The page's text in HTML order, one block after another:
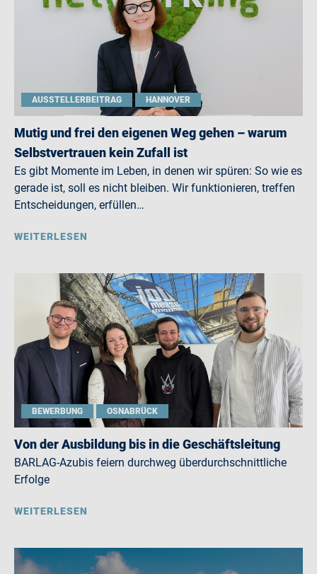
AUSSTELLERBEITRAG HANNOVER
Mutig und frei den eigenen Weg gehen – warum
Selbstvertrauen kein Zufall ist
Es gibt Momente im Leben, in denen wir spüren: So wie es
gerade ist, soll es nicht bleiben. Wir funktionieren, treffen
Entscheidungen, erfüllen…
WEITERLESEN
BEWERBUNG OSNABRÜCK
Von der Ausbildung bis in die Geschäftsleitung
BARLAG-Azubis feiern durchweg überdurchschnittliche
Erfolge
WEITERLESEN